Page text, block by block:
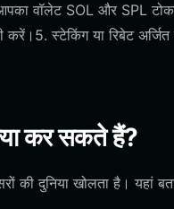
वॉलेट SOL और SPL
करें।5. स्टेकिंग या रिबेट
कर सकते हैं?
की दुनिया खोलता है।